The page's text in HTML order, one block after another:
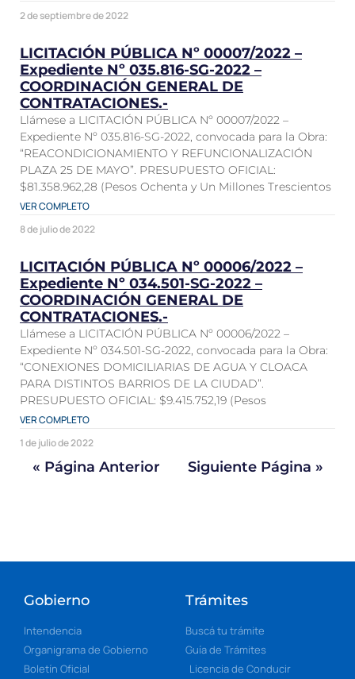
2 de septiembre de 2022
LICITACIÓN PÚBLICA Nº 00007/2022 –
Expediente Nº 035.816-SG-2022 –
COORDINACIÓN GENERAL DE
CONTRATACIONES.-
Llámese a LICITACIÓN PÚBLICA Nº 00007/2022 –
Expediente Nº 035.816-SG-2022, convocada para la Obra:
“REACONDICIONAMIENTO Y REFUNCIONALIZACIÓN
PLAZA 25 DE MAYO”. PRESUPUESTO OFICIAL:
$81.358.962,28 (Pesos Ochenta y Un Millones Trescientos
VER COMPLETO
8 de julio de 2022
LICITACIÓN PÚBLICA Nº 00006/2022 –
Expediente Nº 034.501-SG-2022 –
COORDINACIÓN GENERAL DE
CONTRATACIONES.-
Llámese a LICITACIÓN PÚBLICA Nº 00006/2022 –
Expediente Nº 034.501-SG-2022, convocada para la Obra:
“CONEXIONES DOMICILIARIAS DE AGUA Y CLOACA
PARA DISTINTOS BARRIOS DE LA CIUDAD”.
PRESUPUESTO OFICIAL: $9.415.752,19 (Pesos
VER COMPLETO
1 de julio de 2022
« Página Anterior Siguiente Página »
Gobierno
Intendencia
Organigrama de Gobierno
Boletín Oficial
Trámites
Buscá tu trámite
Guía de Trámites
Licencia de Conducir